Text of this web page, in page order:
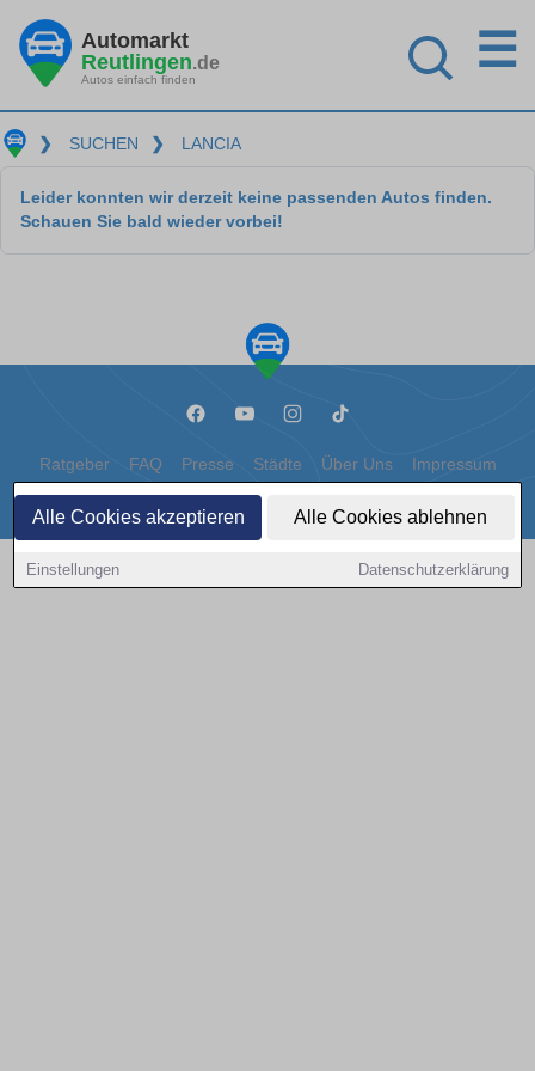
Alle Cookies akzeptieren Alle Cookies ablehnen
Einstellungen Datenschutzerklärung
Automarkt
Reutlingen.de
Autos einfach finden
☰
❯ SUCHEN ❯ LANCIA
Leider konnten wir derzeit keine passenden Autos finden.
Schauen Sie bald wieder vorbei!
Ratgeber FAQ Presse Städte Über Uns Impressum
Datenschutz Cookies
Copyright © 2000 - 2026 | 1A Infosysteme GmbH | Content by: 1a-sites-autos